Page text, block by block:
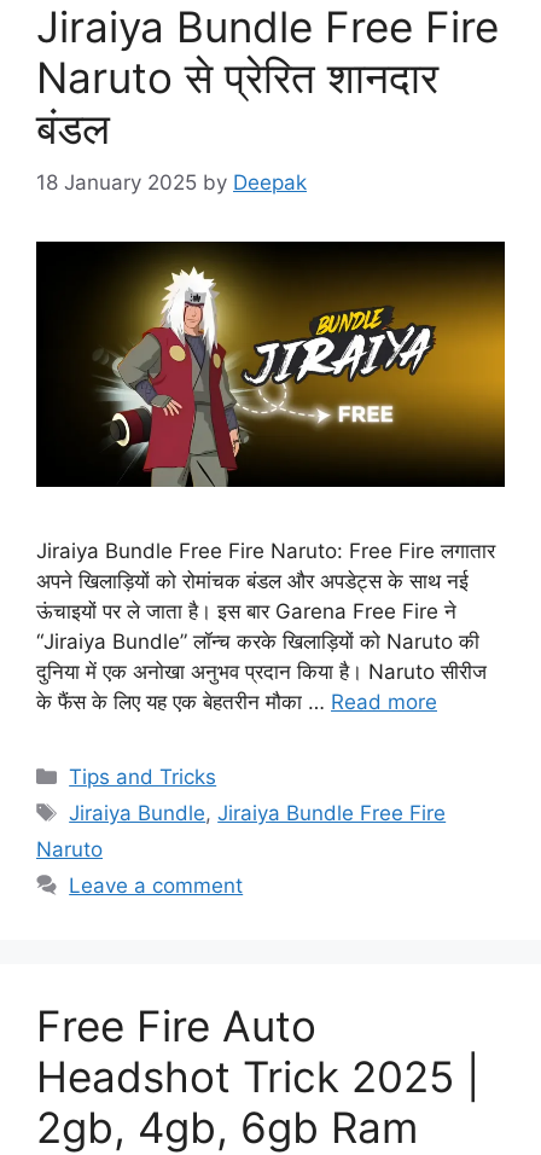
Jiraiya Bundle Free Fire
Naruto से प्रेरित शानदार
बंडल
18 January 2025 by Deepak
Jiraiya Bundle Free Fire Naruto: Free Fire लगातार
अपने खिलाड़ियों को रोमांचक बंडल और अपडेट्स के साथ नई
ऊंचाइयों पर ले जाता है। इस बार Garena Free Fire ने
“Jiraiya Bundle” लॉन्च करके खिलाड़ियों को Naruto की
दुनिया में एक अनोखा अनुभव प्रदान किया है। Naruto सीरीज
के फैंस के लिए यह एक बेहतरीन मौका … Read more
Categories
Tips and Tricks
Tags
Jiraiya Bundle,Jiraiya Bundle Free Fire
Naruto
Leave a comment
Free Fire Auto
Headshot Trick 2025 |
2gb, 4gb, 6gb Ram